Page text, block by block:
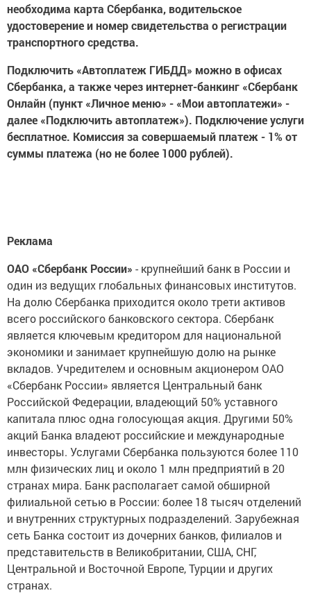
необходима карта Сбербанка, водительское
удостоверение и номер свидетельства о регистрации
транспортного средства.
Подключить «Автоплатеж ГИБДД» можно в офисах
Сбербанка, а также через интернет-банкинг «Сбербанк
Онлайн (пункт «Личное меню» - «Мои автоплатежи» -
далее «Подключить автоплатеж»). Подключение услуги
бесплатное. Комиссия за совершаемый платеж - 1% от
суммы платежа (но не более 1000 рублей).
Реклама
ОАО «Сбербанк России» - крупнейший банк в России и
один из ведущих глобальных финансовых институтов.
На долю Сбербанка приходится около трети активов
всего российского банковского сектора. Сбербанк
является ключевым кредитором для национальной
экономики и занимает крупнейшую долю на рынке
вкладов. Учредителем и основным акционером ОАО
«Сбербанк России» является Центральный банк
Российской Федерации, владеющий 50% уставного
капитала плюс одна голосующая акция. Другими 50%
акций Банка владеют российские и международные
инвесторы. Услугами Сбербанка пользуются более 110
млн физических лиц и около 1 млн предприятий в 20
странах мира. Банк располагает самой обширной
филиальной сетью в России: более 18 тысяч отделений
и внутренних структурных подразделений. Зарубежная
сеть Банка состоит из дочерних банков, филиалов и
представительств в Великобритании, США, СНГ,
Центральной и Восточной Европе, Турции и других
странах.